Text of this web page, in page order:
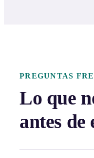
PREGUNTAS
Lo que
antes